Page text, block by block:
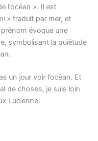
l’océan ». Il est
» traduit par mer, et
évoque une
symbolisant la quiétude
un jour voir l’océan. Et
de choses, je suis loin
Lucienne.